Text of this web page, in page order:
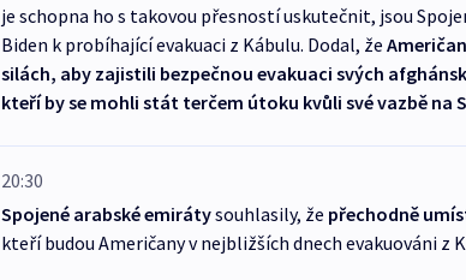
je schopna ho s takovou přesností uskutečnit, jsou
Biden k probíhající evakuaci z Kábulu. Dodal, že
silách, aby zajistili bezpečnou evakuaci svých
kteří by se mohli stát terčem útoku kvůli své vazbě na
20:30
Spojené arabské emirátysouhlasily, že přechodně
kteří budou Američany v nejbližších dnech evakuováni z